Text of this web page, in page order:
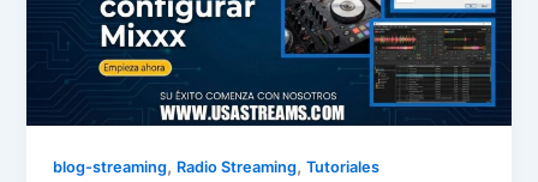
blog-streaming, Radio Streaming,Tutoriales